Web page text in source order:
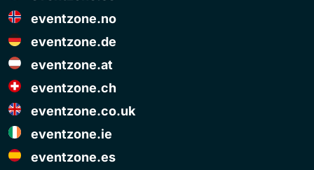
eventzone.no
eventzone.de
eventzone.at
eventzone.ch
eventzone.co.uk
eventzone.ie
eventzone.es